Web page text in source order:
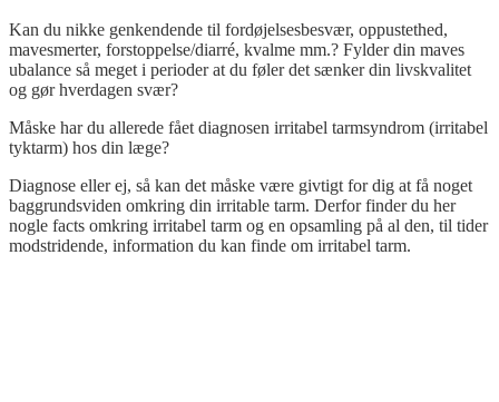
Kan du nikke genkendende til fordøjelsesbesvær, oppustethed,
mavesmerter, forstoppelse/diarré, kvalme mm.? Fylder din maves
ubalance så meget i perioder at du føler det sænker din livskvalitet
og gør hverdagen svær?
Måske har du allerede fået diagnosen irritabel tarmsyndrom (irritabel
tyktarm) hos din læge?
Diagnose eller ej, så kan det måske være givtigt for dig at få noget
baggrundsviden omkring din irritable tarm. Derfor finder du her
nogle facts omkring irritabel tarm og en opsamling på al den, til tider
modstridende, information du kan finde om irritabel tarm.